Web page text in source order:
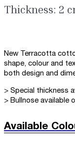
Thickness: 2
New Terracotta
shape, colour and
both design and
> Special thickness
> Bullnose available
Available